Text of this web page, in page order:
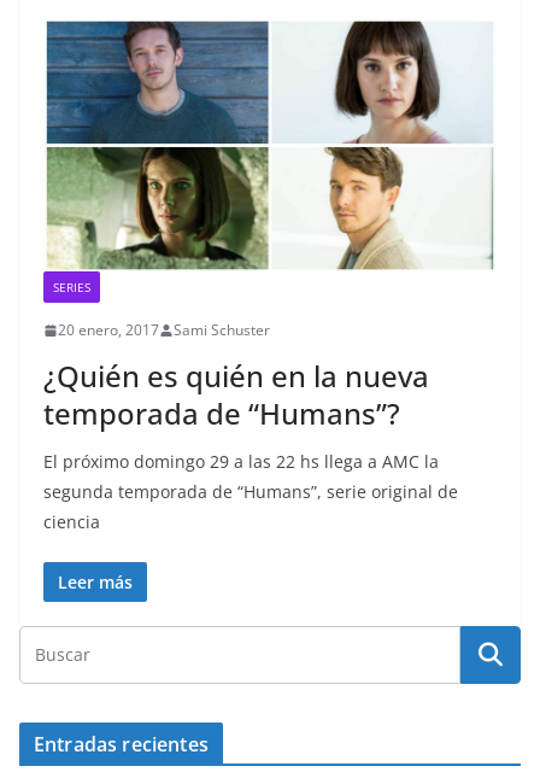
SERIES
20 enero, 2017 Sami Schuster
¿Quién es quién en la nueva
temporada de “Humans”?
El próximo domingo 29 a las 22 hs llega a AMC la
segunda temporada de “Humans”, serie original de
ciencia
Leer más
Entradas recientes